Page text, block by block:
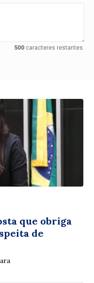
500caracteres restantes.
que obriga
de